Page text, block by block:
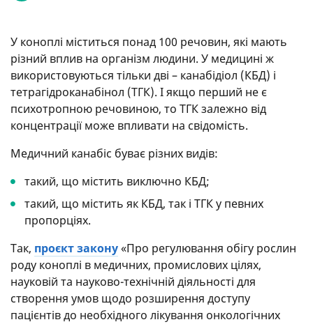
У коноплі міститься понад 100 речовин, які мають
різний вплив на організм людини. У медицині ж
використовуються тільки дві – канабідіол (КБД) і
тетрагідроканабінол (ТГК). І якщо перший не є
психотропною речовиною, то ТГК залежно від
концентрації може впливати на свідомість.
Медичний канабіс буває різних видів:
такий, що містить виключно КБД;
такий, що містить як КБД, так і ТГК у певних
пропорціях.
Так, проєкт закону«Про регулювання обігу рослин
роду коноплі в медичних, промислових цілях,
науковій та науково-технічній діяльності для
створення умов щодо розширення доступу
пацієнтів до необхідного лікування онкологічних